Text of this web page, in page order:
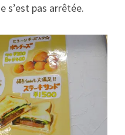
s’est pas arrêtée.